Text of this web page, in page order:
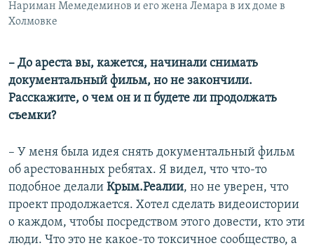
Нариман Мемедеминов и его жена Лемара в их доме в
Холмовке
– До ареста вы, кажется, начинали снимать
документальный фильм, но не закончили.
Расскажите, о чем он и п будете ли продолжать
съемки?
– У меня была идея снять документальный фильм
об арестованных ребятах. Я видел, что что-то
подобное делали Крым.Реалии, но не уверен, что
проект продолжается. Хотел сделать видеоистории
о каждом, чтобы посредством этого довести, кто эти
люди. Что это не какое-то токсичное сообщество, а